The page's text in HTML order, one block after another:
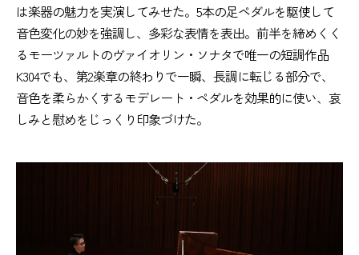
は楽器の魅力を実演してみせた。5本の足ペダルを駆使して
音色変化の妙を強調し、多彩な表情を表出。前半を締めくく
るモーツァルトのヴァイオリン・ソナタで唯一の短調作品
K304でも、第2楽章の終わりで一瞬、長調に転じる部分で、
音色を柔らかくするモデレート・ペダルを効果的に使い、哀
しみと慰めをじっくり印象づけた。